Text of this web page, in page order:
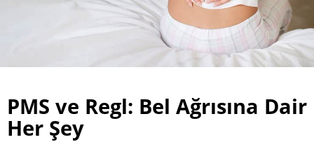
PMS ve Regl: Bel Ağrısına Dair
Her Şey